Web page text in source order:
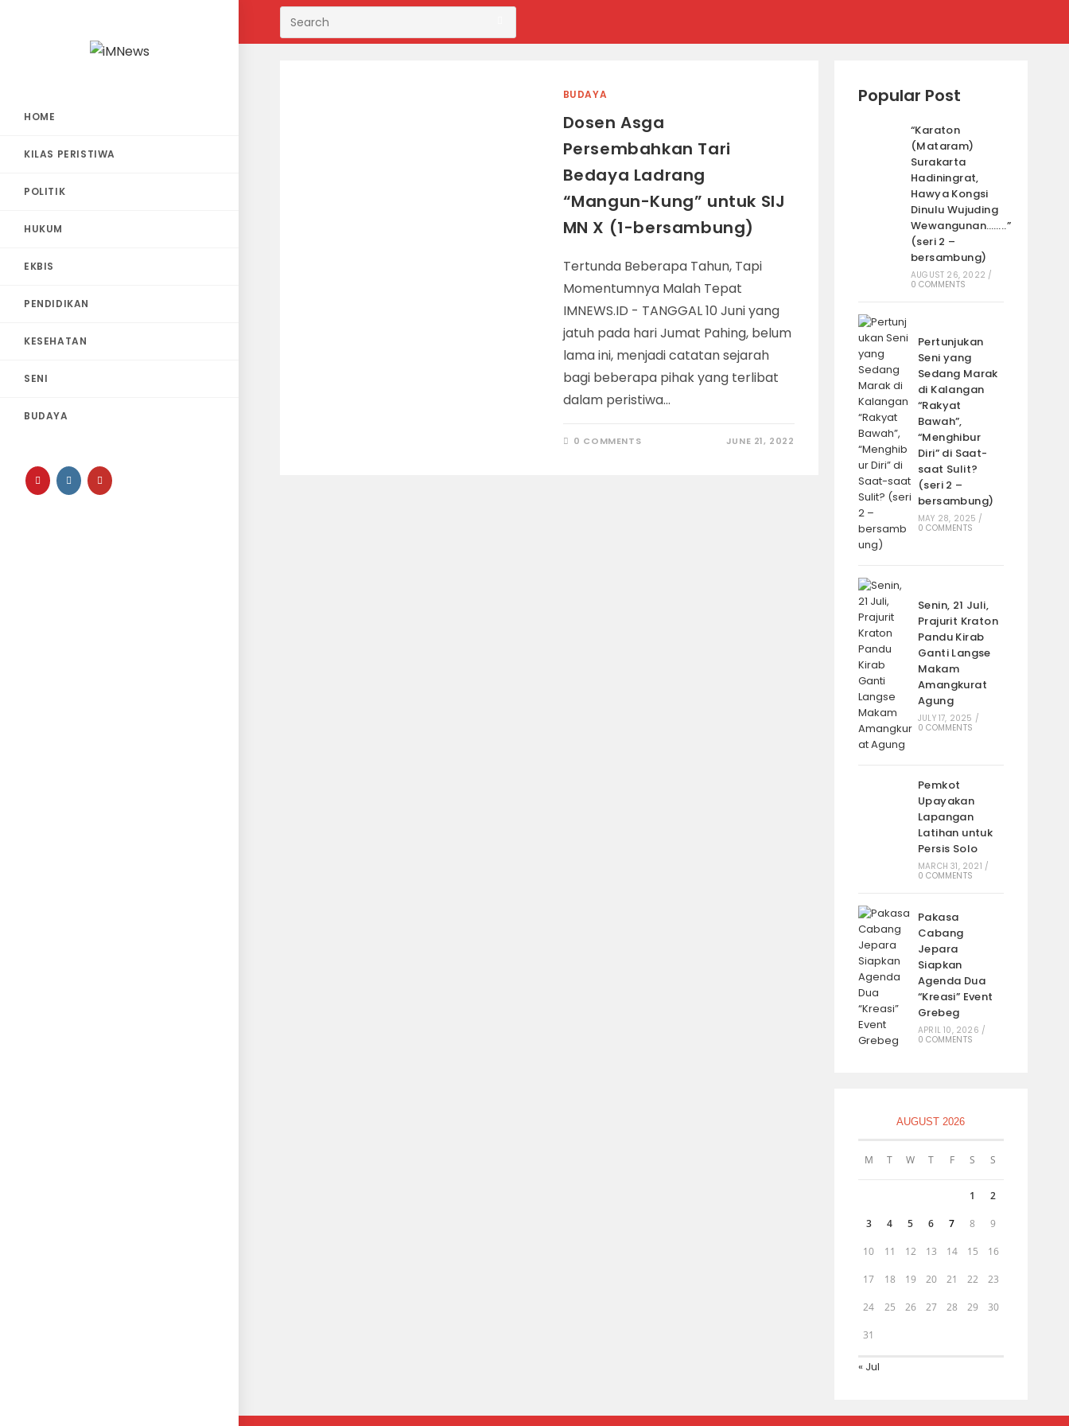
content
HOME
KILAS PERISTIWA
POLITIK
HUKUM
EKBIS
PENDIDIKAN
KESEHATAN
SENI
BUDAYA
BUDAYA
Dosen Asga
Persembahkan Tari
Bedaya Ladrang
“Mangun-Kung” untuk SIJ
MN X (1-bersambung)
Tertunda Beberapa Tahun, Tapi
Momentumnya Malah Tepat
IMNEWS.ID - TANGGAL 10 Juni yang
jatuh pada hari Jumat Pahing, belum
lama ini, menjadi catatan sejarah
bagi beberapa pihak yang terlibat
dalam peristiwa…
0 COMMENTS JUNE 21, 2022
Popular Post
“Karaton
(Mataram)
Surakarta
Hadiningrat,
Hawya Kongsi
Dinulu Wujuding
Wewangunan……..”
(seri 2 –
bersambung)
AUGUST 26, 2022 /
0 COMMENTS
Pertunjukan
Seni yang
Sedang Marak
di Kalangan
“Rakyat
Bawah”,
“Menghibur
Diri” di Saat-
saat Sulit?
(seri 2 –
bersambung)
MAY 28, 2025 /
0 COMMENTS
Senin, 21 Juli,
Prajurit Kraton
Pandu Kirab
Ganti Langse
Makam
Amangkurat
Agung
JULY 17, 2025 /
0 COMMENTS
Pemkot
Upayakan
Lapangan
Latihan untuk
Persis Solo
MARCH 31, 2021 /
0 COMMENTS
Pakasa
Cabang
Jepara
Siapkan
Agenda Dua
“Kreasi” Event
Grebeg
APRIL 10, 2026 /
0 COMMENTS
AUGUST 2026
M T W T F S S
1 2
3 4 5 6 7 8 9
10 11 12 13 14 15 16
17 18 19 20 21 22 23
24 25 26 27 28 29 30
31
« Jul